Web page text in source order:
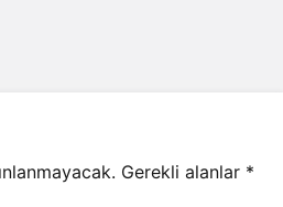
Gerekli alanlar *